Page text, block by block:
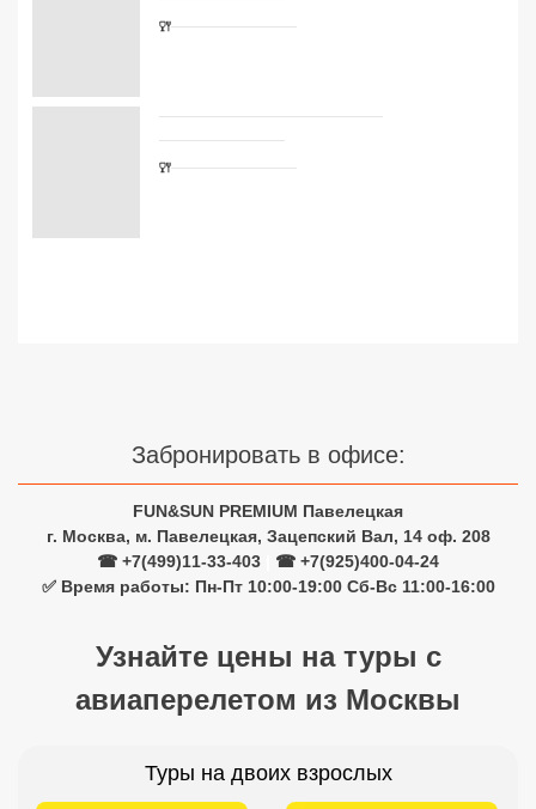
Забронировать в офисе:
FUN&SUN PREMIUM Павелецкая
г. Москва, м. Павелецкая, Зацепский Вал, 14 оф. 208
☎ +7(499)11-33-403
☎ +7(925)400-04-24
✅ Время работы: Пн-Пт 10:00-19:00 Сб-Вс 11:00-16:00
Узнайте цены на туры с
авиаперелетом из Москвы
Туры на двоих взрослых
Сетевые отели Турции
Сетевые отели ОАЭ
Сетевые отели Таиланда
Сетевые отели Шри Ланки
Сетевые отели Сейшел
Сетевые отели Маврикия